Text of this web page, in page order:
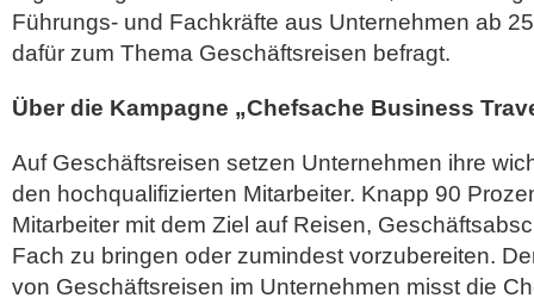
Führungs- und Fachkräfte aus Unternehmen ab
dafür zum Thema Geschäftsreisen befragt.
Über die Kampagne „Chefsache Business
Auf Geschäftsreisen setzen Unternehmen ihre
den hochqualifizierten Mitarbeiter. Knapp 90
Mitarbeiter mit dem Ziel auf Reisen,
Fach zu bringen oder zumindest vorzubereiten.
von Geschäftsreisen im Unternehmen misst die